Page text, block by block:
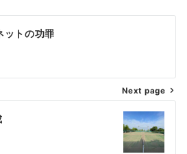
ットの功罪
Next page